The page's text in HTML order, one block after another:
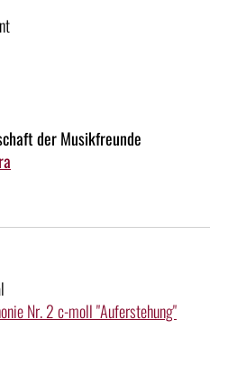
der Musikfreunde
Nr. 2 c-moll "Auferstehung"